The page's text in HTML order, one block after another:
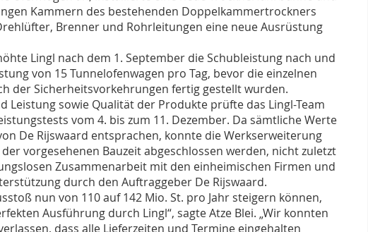
Kammern des bestehenden Doppelkammertrockners
Brenner und Rohrleitungen eine neue Ausrüstung
Lingl nach dem 1. September die Schubleistung nach und
von 15 Tunnelofenwagen pro Tag, bevor die einzelnen
der Sicherheitsvorkehrungen fertig gestellt wurden.
Leistung sowie Qualität der Produkte prüfte das Lingl-Team
vom 4. bis zum 11. Dezember. Da sämtliche Werte
De Rijswaard entsprachen, konnte die Werkserweiterung
vorgesehenen Bauzeit abgeschlossen werden, nicht zuletzt
Zusammenarbeit mit den einheimischen Firmen und
durch den Auftraggeber De Rijswaard.
nun von 110 auf 142 Mio. St. pro Jahr steigern können,
Ausführung durch Lingl“, sagte Atze Blei. „Wir konnten
dass alle Lieferzeiten und Termine eingehalten